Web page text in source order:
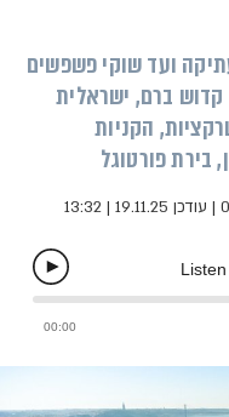
ועד שוקי פשפשים
ברם, ישראלית
הקניות
בירת פורטוגל
| עודכן 19.11.25 | 13:32